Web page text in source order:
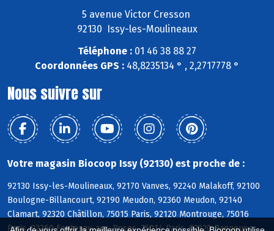
5 avenue Victor Cresson
92130 Issy-les-Moulineaux
Téléphone : 01 46 38 88 27
Coordonnées GPS : 48,8235134 ° , 2,2717778 °
Nous suivre sur
Votre magasin Biocoop Issy (92130) est proche de :
92130 Issy-les-Moulineaux, 92170 Vanves, 92240 Malakoff, 92100
Boulogne-Billancourt, 92190 Meudon, 92360 Meudon, 92140
Clamart, 92320 Châtillon, 75015 Paris, 92120 Montrouge, 75016
Paris, 92260 Fontenay-aux-Roses, 75014 Paris, 92220 Bagneux,